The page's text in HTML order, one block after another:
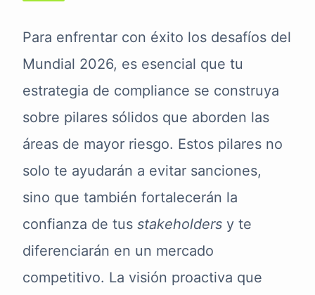
Para enfrentar con éxito los desafíos del
Mundial 2026, es esencial que tu
estrategia de compliance se construya
sobre pilares sólidos que aborden las
áreas de mayor riesgo. Estos pilares no
solo te ayudarán a evitar sanciones,
sino que también fortalecerán la
confianza de tus stakeholders y te
diferenciarán en un mercado
competitivo. La visión proactiva que